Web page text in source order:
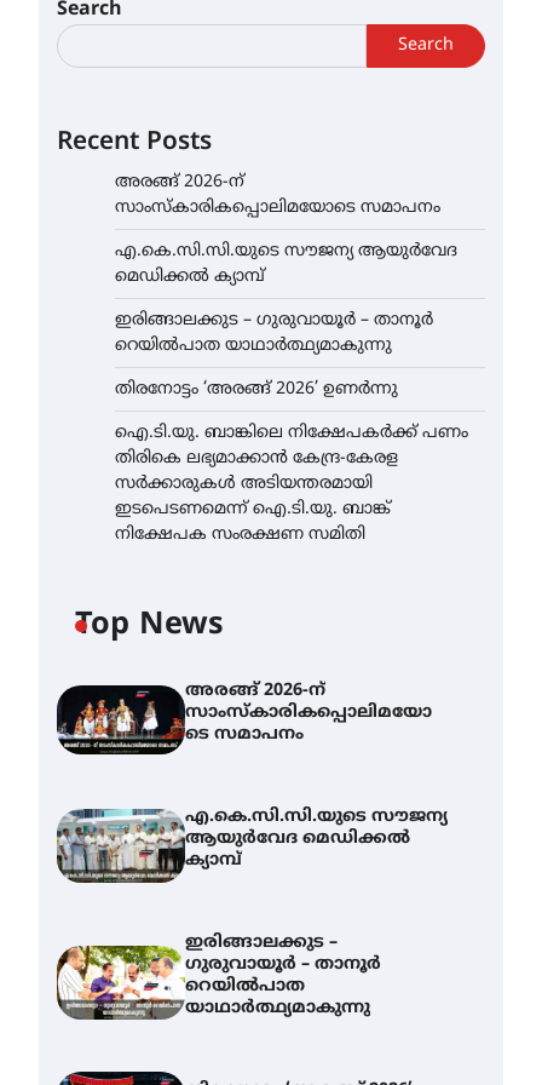
Search
Search
Recent Posts
അരങ്ങ് 2026-ന്
സാംസ്കാരികപ്പൊലിമയോടെ സമാപനം
എ.കെ.സി.സി.യുടെ സൗജന്യ ആയുർവേദ
മെഡിക്കൽ ക്യാമ്പ്
ഇരിങ്ങാലക്കുട – ഗുരുവായൂർ – താനൂർ
റെയിൽപാത യാഥാർത്ഥ്യമാകുന്നു
തിരനോട്ടം ‘അരങ്ങ് 2026’ ഉണർന്നു
ഐ.ടി.യു. ബാങ്കിലെ നിക്ഷേപകർക്ക് പണം
തിരികെ ലഭ്യമാക്കാൻ കേന്ദ്ര-കേരള
സർക്കാരുകൾ അടിയന്തരമായി
ഇടപെടണമെന്ന് ഐ.ടി.യു. ബാങ്ക്
നിക്ഷേപക സംരക്ഷണ സമിതി
Top News
അരങ്ങ് 2026-ന്
സാംസ്കാരികപ്പൊലിമയോ
ടെ സമാപനം
എ.കെ.സി.സി.യുടെ സൗജന്യ
ആയുർവേദ മെഡിക്കൽ
ക്യാമ്പ്
ഇരിങ്ങാലക്കുട –
ഗുരുവായൂർ – താനൂർ
റെയിൽപാത
യാഥാർത്ഥ്യമാകുന്നു